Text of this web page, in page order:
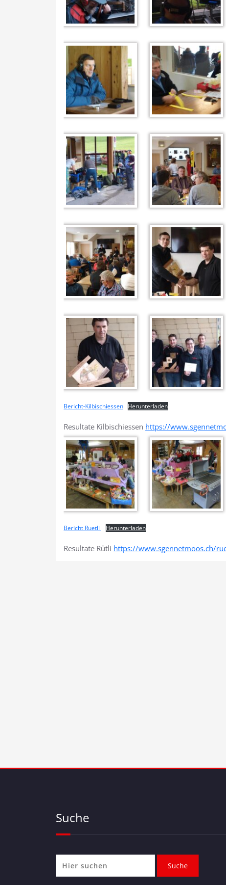
Bericht-Kilbischiessen Herunterladen
Resultate Kilbischiessen https://
Bericht Ruetli Herunterladen
Resultate Rütli https://www.sgennetmoos.ch/
Suche